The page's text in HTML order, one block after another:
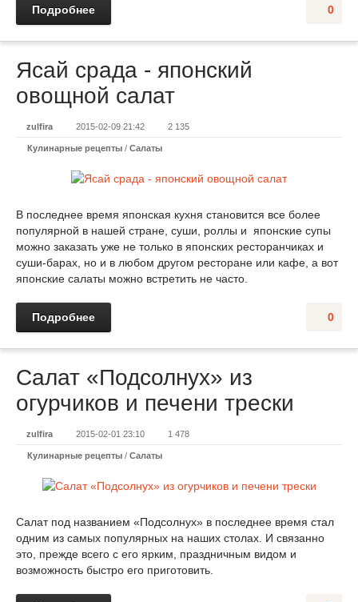
0
Подробнее
Ясай срада - японский
овощной салат
zulfira 2015-02-09 21:42 2 135
Кулинарные рецепты / Салаты
В последнее время японская кухня становится все более
популярной в нашей стране, суши, роллы и японские супы
можно заказать уже не только в японских ресторанчиках и
суши-барах, но и в любом другом ресторане или кафе, а вот
японские салаты можно встретить не часто.
0
Подробнее
Салат «Подсолнух» из
огурчиков и печени трески
zulfira 2015-02-01 23:10 1 478
Кулинарные рецепты / Салаты
Салат под названием «Подсолнух» в последнее время стал
одним из самых популярных на наших столах. И связанно
это, прежде всего с его ярким, праздничным видом и
возможность быстро его приготовить.